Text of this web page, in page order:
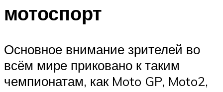
мотоспорт
Основное внимание зрителей во
всём мире приковано к таким
чемпионатам, как Moto GP, Moto2,